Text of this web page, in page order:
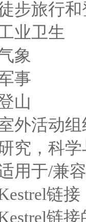
步旅行和
业卫生
象
事
山
外活动
究，科
用于/兼
链接
链接